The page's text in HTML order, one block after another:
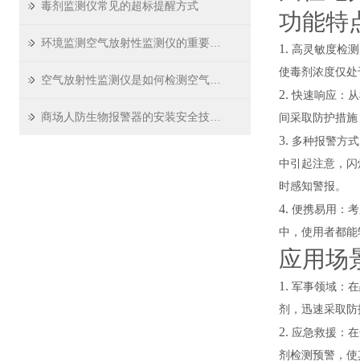
毒剂监测仪常见的超标提醒方式
功能特
1. 高灵敏度检
使毒剂浓度仅
2.快速响应：
间采取防护措
3. 多种报警方
中引起注意，
时感知警报。
4. 便携易用：
中，使用者都
应用场
1. 军事领域：
剂，迅速采取
2. 应急救援：
剂检测预警，